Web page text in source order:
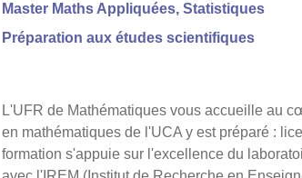
Master Maths Appliquées, Statistiques
Préparation aux études scientifiques
L'UFR de Mathématiques vous accueille au
en mathématiques de l'UCA y est préparé :
formation s'appuie sur l'excellence du